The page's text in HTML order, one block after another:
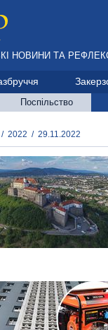
НОВИНИ ТА
Поспільство
/ 2022 / 29.11.2022